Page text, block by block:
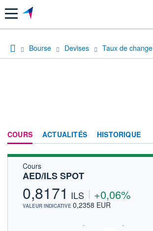
Menu
Bourse Devises Taux de change
COURS ACTUALITÉS HISTORIQUE
Cours
AED/ILS SPOT
0,8171 ILS +0,06%
VALEUR INDICATIVE 0,2358 EUR
SIX - FOREX 2 DONNÉES TEMPS RÉEL